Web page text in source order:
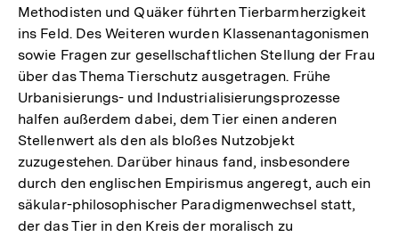
Methodisten und Quäker führten Tierbarmherzigkeit
ins Feld. Des Weiteren wurden Klassenantagonismen
sowie Fragen zur gesellschaftlichen Stellung der Frau
über das Thema Tierschutz ausgetragen. Frühe
Urbanisierungs- und Industrialisierungsprozesse
halfen außerdem dabei, dem Tier einen anderen
Stellenwert als den als bloßes Nutzobjekt
zuzugestehen. Darüber hinaus fand, insbesondere
durch den englischen Empirismus angeregt, auch ein
säkular-philosophischer Paradigmenwechsel statt,
der das Tier in den Kreis der moralisch zu